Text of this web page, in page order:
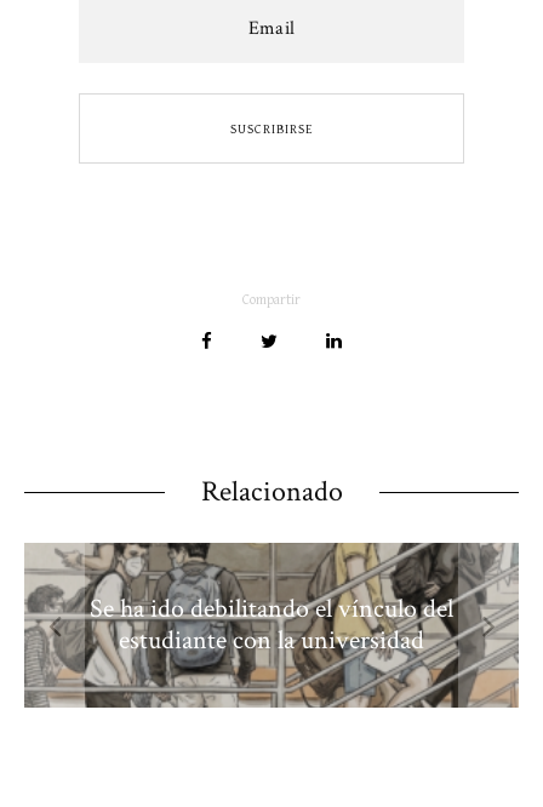
Compartir
Relacionado
Se ha ido debilitando el vínculo del
estudiante con la universidad